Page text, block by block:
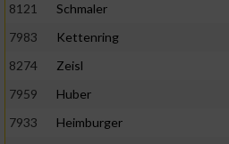
8121
Schmaler
7983
Kettenring
8274
Zeisl
7959
Huber
7933
Heimburger